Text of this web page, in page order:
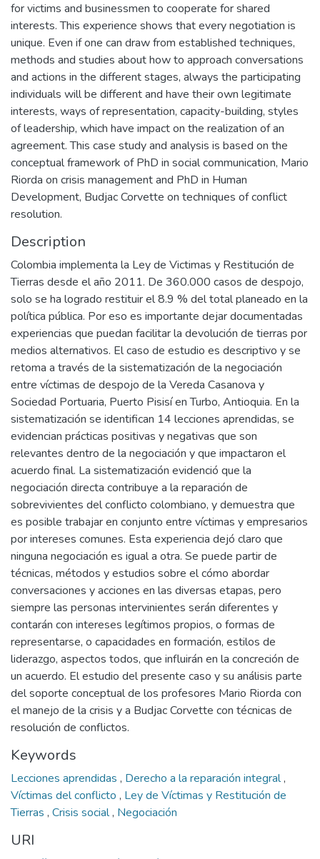
for victims and businessmen to cooperate for shared
interests. This experience shows that every negotiation is
unique. Even if one can draw from established techniques,
methods and studies about how to approach conversations
and actions in the different stages, always the participating
individuals will be different and have their own legitimate
interests, ways of representation, capacity-building, styles
of leadership, which have impact on the realization of an
agreement. This case study and analysis is based on the
conceptual framework of PhD in social communication, Mario
Riorda on crisis management and PhD in Human
Development, Budjac Corvette on techniques of conflict
resolution.
Description
Colombia implementa la Ley de Victimas y Restitución de
Tierras desde el año 2011. De 360.000 casos de despojo,
solo se ha logrado restituir el 8.9 % del total planeado en la
política pública. Por eso es importante dejar documentadas
experiencias que puedan facilitar la devolución de tierras por
medios alternativos. El caso de estudio es descriptivo y se
retoma a través de la sistematización de la negociación
entre víctimas de despojo de la Vereda Casanova y
Sociedad Portuaria, Puerto Pisisí en Turbo, Antioquia. En la
sistematización se identifican 14 lecciones aprendidas, se
evidencian prácticas positivas y negativas que son
relevantes dentro de la negociación y que impactaron el
acuerdo final. La sistematización evidenció que la
negociación directa contribuye a la reparación de
sobrevivientes del conflicto colombiano, y demuestra que
es posible trabajar en conjunto entre víctimas y empresarios
por intereses comunes. Esta experiencia dejó claro que
ninguna negociación es igual a otra. Se puede partir de
técnicas, métodos y estudios sobre el cómo abordar
conversaciones y acciones en las diversas etapas, pero
siempre las personas intervinientes serán diferentes y
contarán con intereses legítimos propios, o formas de
representarse, o capacidades en formación, estilos de
liderazgo, aspectos todos, que influirán en la concreción de
un acuerdo. El estudio del presente caso y su análisis parte
del soporte conceptual de los profesores Mario Riorda con
el manejo de la crisis y a Budjac Corvette con técnicas de
resolución de conflictos.
Keywords
Lecciones aprendidas , Derecho a la reparación integral,
Víctimas del conflicto , Ley de Víctimas y Restitución de
Tierras , Crisis social, Negociación
URI